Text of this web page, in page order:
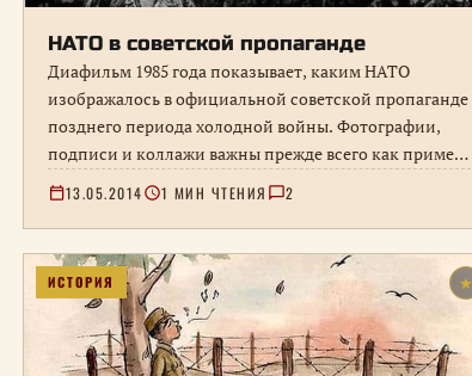
НАТО в советской пропаганде
Диафильм 1985 года показывает, каким НАТО
изображалось в официальной советской пропаганде
позднего периода холодной войны. Фотографии,
подписи и коллажи важны прежде всего как пример
языка и визуальных приёмов идеологического
13.05.2014 1 МИН ЧТЕНИЯ 2
ИСТОРИЯ ★